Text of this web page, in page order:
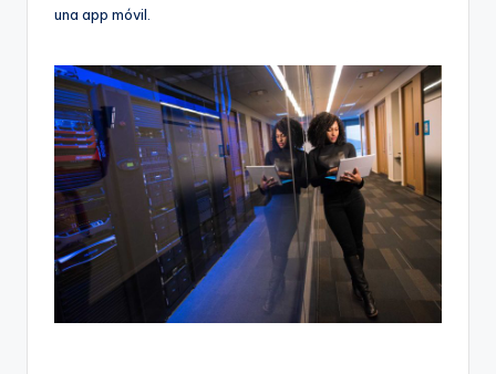
una app móvil.